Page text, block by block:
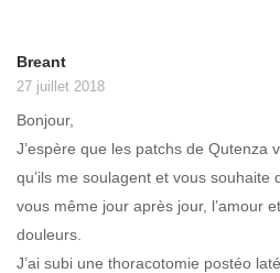
Breant
27 juillet 2018
Bonjour,
J’espère que les patchs de Qutenza
qu’ils me soulagent et vous souhaite
vous même jour après jour, l’amour
douleurs.
J’ai subi une thoracotomie postéo